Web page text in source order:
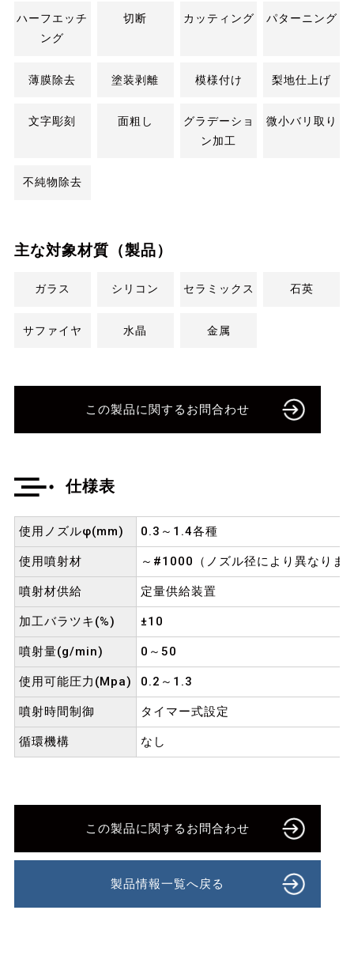
ハーフエッチ
ング
切断 カッティング パターニング
薄膜除去 塗装剥離 模様付け 梨地仕上げ
文字彫刻 面粗し
グラデーショ
ン加工
微小バリ取り
不純物除去
主な対象材質（製品）
ガラス シリコン セラミックス 石英
サファイヤ 水晶 金属
この製品に関するお問合わせ
仕様表
使用ノズルφ(mm) 0.3～1.4各種
使用噴射材 ～#1000（ノズル径により異なりま
噴射材供給 定量供給装置
加工バラツキ(%) ±10
噴射量(g/min) 0～50
使用可能圧力(Mpa) 0.2～1.3
噴射時間制御 タイマー式設定
循環機構 なし
この製品に関するお問合わせ
製品情報一覧へ戻る